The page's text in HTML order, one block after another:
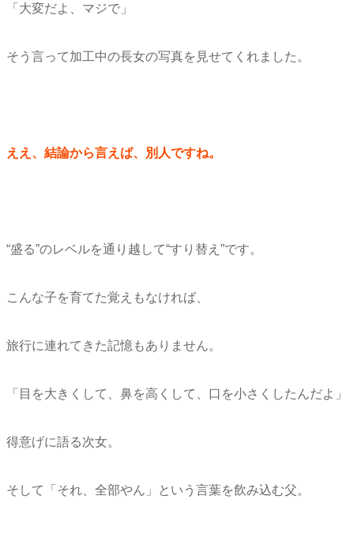
「大変だよ、マジで」
そう言って加工中の長女の写真を見せてくれました。
ええ、結論から言えば、別人ですね。
“盛る”のレベルを通り越して“すり替え”です。
こんな子を育てた覚えもなければ、
旅行に連れてきた記憶もありません。
「目を大きくして、鼻を高くして、口を小さくしたんだよ」
得意げに語る次女。
そして「それ、全部やん」という言葉を飲み込む父。